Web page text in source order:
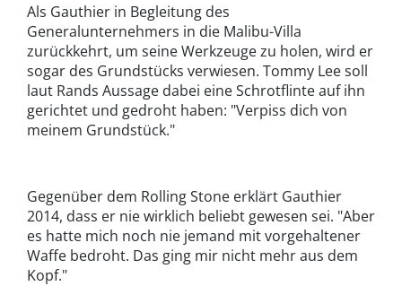
Als Gauthier in Begleitung des
Generalunternehmers in die Malibu-Villa
zurückkehrt, um seine Werkzeuge zu holen, wird er
sogar des Grundstücks verwiesen. Tommy Lee soll
laut Rands Aussage dabei eine Schrotflinte auf ihn
gerichtet und gedroht haben: "Verpiss dich von
meinem Grundstück."
Gegenüber dem Rolling Stone erklärt Gauthier
2014, dass er nie wirklich beliebt gewesen sei. "Aber
es hatte mich noch nie jemand mit vorgehaltener
Waffe bedroht. Das ging mir nicht mehr aus dem
Kopf."